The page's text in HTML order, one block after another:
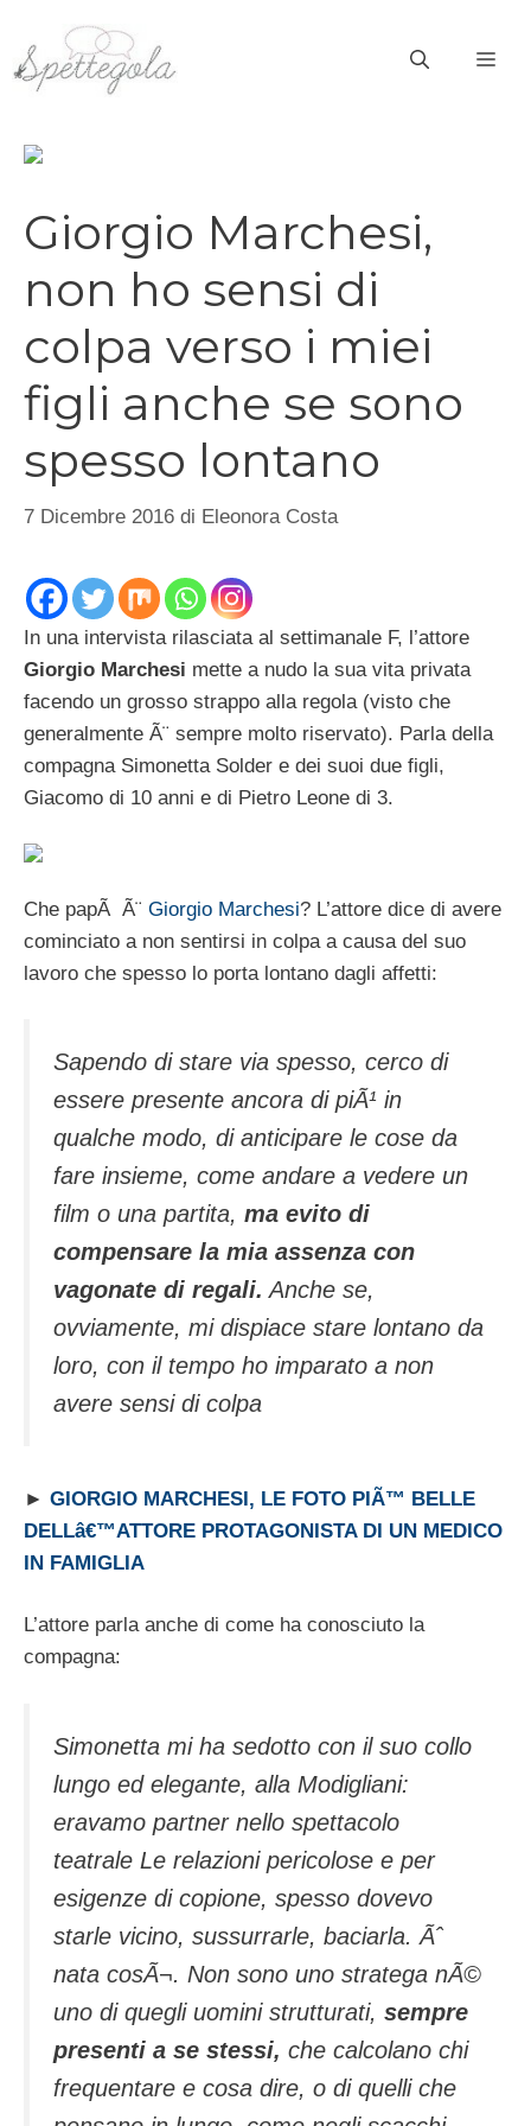
contenuto
Giorgio Marchesi,
non ho sensi di
colpa verso i miei
figli anche se sono
spesso lontano
7 Dicembre 2016 di Eleonora Costa
In una intervista rilasciata al settimanale F, l’attore
Giorgio Marchesi mette a nudo la sua vita privata
facendo un grosso strappo alla regola (visto che
generalmente Ã¨ sempre molto riservato). Parla della
compagna Simonetta Solder e dei suoi due figli,
Giacomo di 10 anni e di Pietro Leone di 3.
Che papÃ Ã¨ Giorgio Marchesi? L’attore dice di avere
cominciato a non sentirsi in colpa a causa del suo
lavoro che spesso lo porta lontano dagli affetti:
Sapendo di stare via spesso, cerco di
essere presente ancora di piÃ¹ in
qualche modo, di anticipare le cose da
fare insieme, come andare a vedere un
film o una partita, ma evito di
compensare la mia assenza con
vagonate di regali. Anche se,
ovviamente, mi dispiace stare lontano da
loro, con il tempo ho imparato a non
avere sensi di colpa
► GIORGIO MARCHESI, LE FOTO PIÃ™ BELLE
DELLâ€™ATTORE PROTAGONISTA DI UN MEDICO
IN FAMIGLIA
L’attore parla anche di come ha conosciuto la
compagna:
Simonetta mi ha sedotto con il suo collo
lungo ed elegante, alla Modigliani:
eravamo partner nello spettacolo
teatrale Le relazioni pericolose e per
esigenze di copione, spesso dovevo
starle vicino, sussurrarle, baciarla. Ãˆ
nata cosÃ¬. Non sono uno stratega nÃ©
uno di quegli uomini strutturati, sempre
presenti a se stessi, che calcolano chi
frequentare e cosa dire, o di quelli che